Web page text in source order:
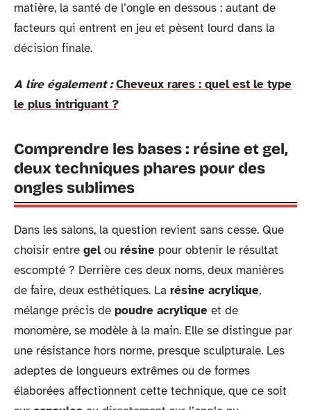
matière, la santé de l’ongle en dessous : autant de
facteurs qui entrent en jeu et pèsent lourd dans la
décision finale.
A lire également : Cheveux rares : quel est le type
le plus intriguant ?
Comprendre les bases : résine et gel,
deux techniques phares pour des
ongles sublimes
Dans les salons, la question revient sans cesse. Que
choisir entre gelou résine pour obtenir le résultat
escompté ? Derrière ces deux noms, deux manières
de faire, deux esthétiques. La résine acrylique,
mélange précis de poudre acrylique et de
monomère, se modèle à la main. Elle se distingue par
une résistance hors norme, presque sculpturale. Les
adeptes de longueurs extrêmes ou de formes
élaborées affectionnent cette technique, que ce soit